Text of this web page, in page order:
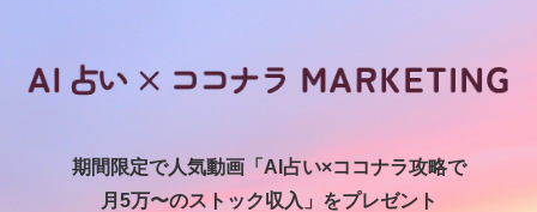
期間限定で人気動画「AI占い×ココナラ攻略で
月5万〜のストック収入」をプレゼント